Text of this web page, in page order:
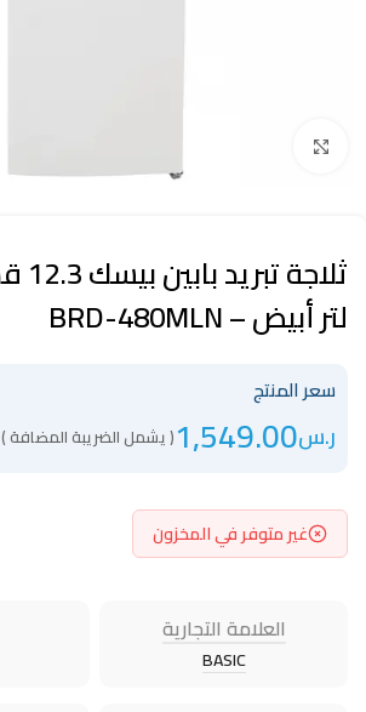
لتر أبيض – BRD-480MLN
سعر المنتج
ر.س1,549.00( يشمل الضريبة المضافة )
غير متوفر في المخزون
العلامة التجارية
BASIC